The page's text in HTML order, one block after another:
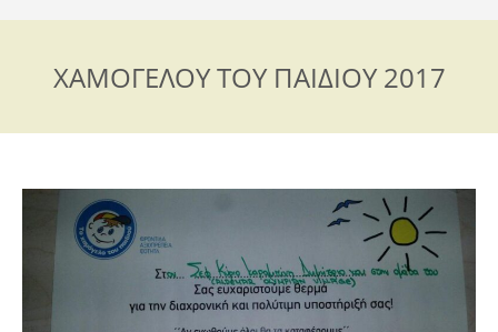
ΧΑΜΟΓΕΛΟΥ ΤΟΥ ΠΑΙΔΙΟΥ 2017